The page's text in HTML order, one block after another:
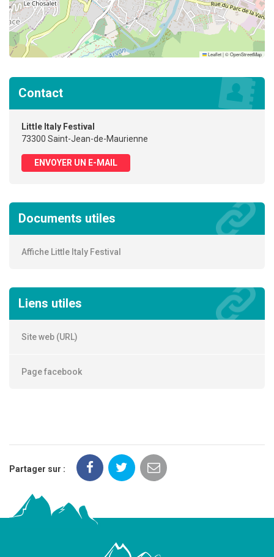
Leaflet|©OpenStreetMap
Contact
Little Italy Festival
73300 Saint-Jean-de-Maurienne
ENVOYER UN E-MAIL
Documents utiles
Affiche Little Italy Festival
Liens utiles
Site web (URL)
Page facebook
Partager sur :